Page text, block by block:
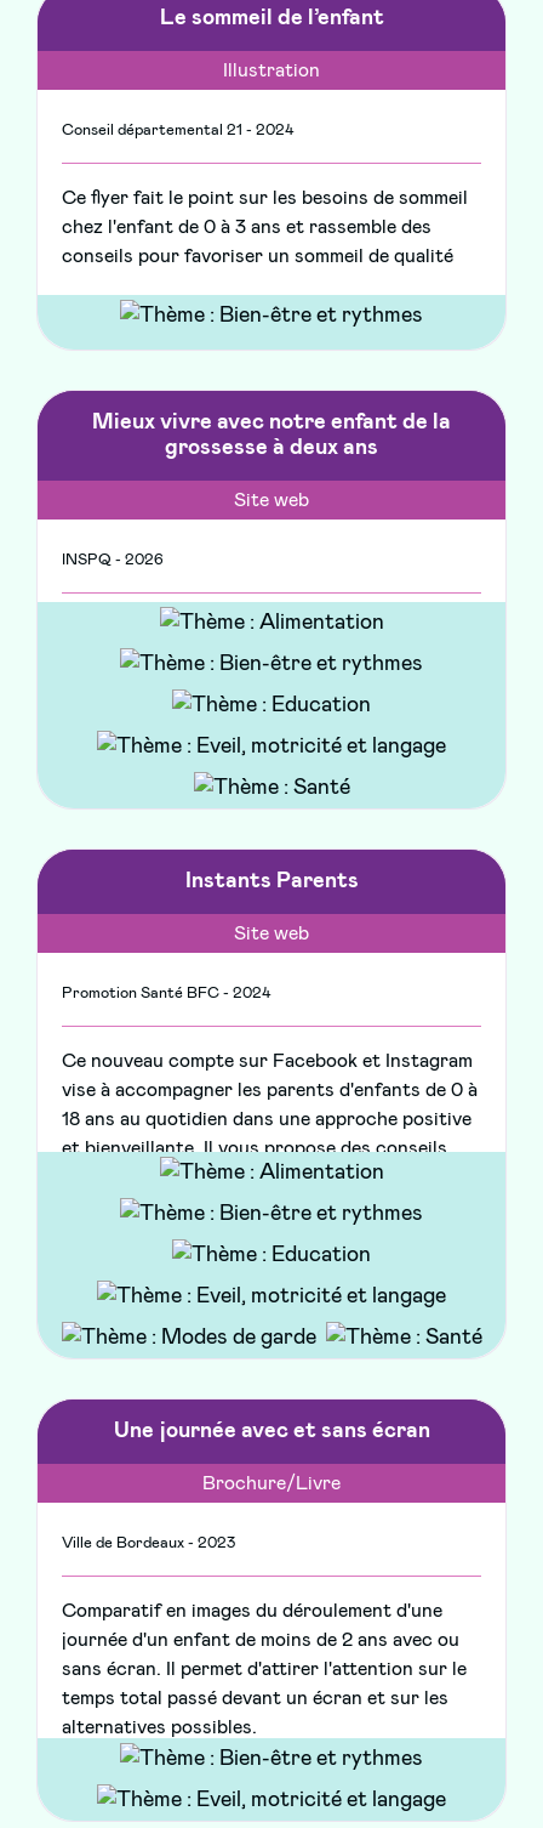
Le sommeil de l’enfant
Illustration
Conseil départemental 21 - 2024
Ce flyer fait le point sur les besoins de sommeil
chez l'enfant de 0 à 3 ans et rassemble des
conseils pour favoriser un sommeil de qualité
Mieux vivre avec notre enfant de la
grossesse à deux ans
Site web
INSPQ - 2026
Ce guide en ligne propose aux parents une
information étayée scientifiquement sur la
grossesse, l’accouchement et les deux
premières années de vie de l’enfant.
Instants Parents
Site web
Promotion Santé BFC - 2024
Ce nouveau compte sur Facebook et Instagram
vise à accompagner les parents d'enfants de 0 à
18 ans au quotidien dans une approche positive
et bienveillante. Il vous propose des conseils
pratiques, des actualités locales, des rappels ou
messages de prévention, des astuces, tutoriels
ou recettes, des quiz, et des témoignages de
parents ou de professionnels.
Une journée avec et sans écran
Brochure/Livre
Ville de Bordeaux - 2023
Comparatif en images du déroulement d'une
journée d'un enfant de moins de 2 ans avec ou
sans écran. Il permet d'attirer l'attention sur le
temps total passé devant un écran et sur les
alternatives possibles.